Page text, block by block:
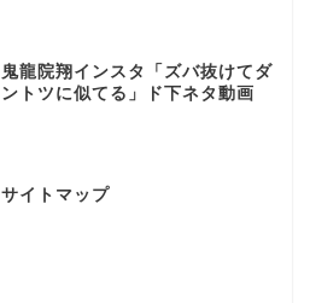
鬼龍院翔インスタ「ズバ抜けてダ
ントツに似てる」ド下ネタ動画
サイトマップ